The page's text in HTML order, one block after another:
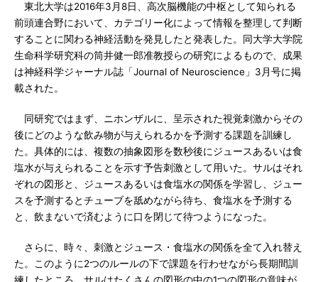
東北大学は2016年3月8日、高次脳機能の中枢として知られる
前頭連合野において、カテゴリー化によって情報を整理して判断
することに関わる神経活動を発見したと発表した。同大学大学院
生命科学研究科の筒井健一郎准教授らの研究によるもので、成果
は神経科学ジャーナル誌「Journal of Neuroscience」3月号に掲
載された。
同研究ではまず、ニホンザルに、呈示された視覚刺激からその
後にどのような飲み物が与えられるかを予測する課題を訓練し
た。具体的には、複数の抽象図形を数秒後にジュースあるいは食
塩水が与えられることを示す予告刺激として用いた。サルはそれ
ぞれの図形と、ジュースあるいは食塩水の関係を学習し、ジュー
スを予測するとチューブを舐めながら待ち、食塩水を予測する
と、飲まないで済むように口を閉じて待つようになった。
さらに、時々、刺激とジュース・食塩水の関係を全て入れ替え
た。このように2つのルールの下で課題を行わせながら長期間訓